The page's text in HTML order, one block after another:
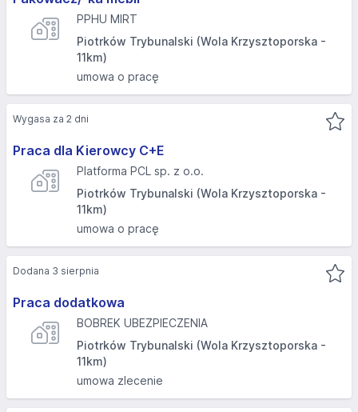
PPHU MIRT
Piotrków Trybunalski (Wola Krzysztoporska -
11km)
umowa o pracę
Praca dla Kierowcy C+E
Platforma PCL sp. z o.o.
Piotrków Trybunalski (Wola Krzysztoporska -
11km)
umowa o pracę
Wygasa za 2 dni
Praca dodatkowa
BOBREK UBEZPIECZENIA
Piotrków Trybunalski (Wola Krzysztoporska -
11km)
umowa zlecenie
Dodana 3 sierpnia